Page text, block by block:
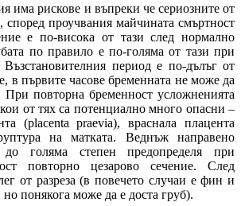
има рискове и въпреки че сериозните от
според проучвания майчината смъртност
е по-висока от тази след нормално
по правило е по-голяма от тази при
период е по-дълъг от
в първите часове бременната не може да
При повторна бременност усложненията
от тях са потенциално много опасни –
(placenta praevia), враснала плацента
на матката. Веднъж направено
до голяма степен предопределя при
повторно цезарово сечение. След
от разреза (в повечето случаи е фин и
понякога може да е доста груб).